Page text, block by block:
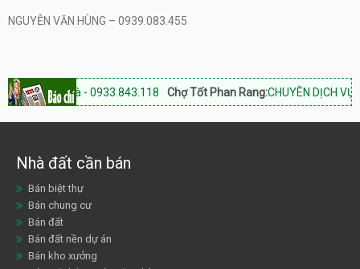
NGUYỄN VĂN HÙNG – 0939.083.455
Hoà - 0933.843.118 Chợ Tốt Phan Rang: CHUYÊN DỊCH VỤ BẤT
Nhà đất cần bán
Bán biệt thự
Bán chung cư
Bán đất
Bán đất nền dự án
Bán kho xưởng